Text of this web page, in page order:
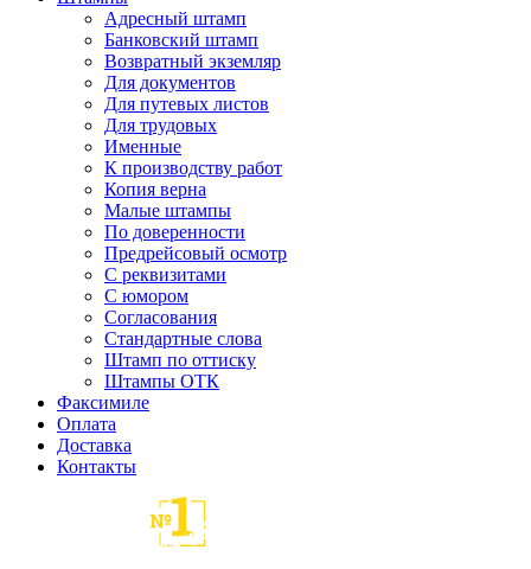
Адресный штамп
Банковский штамп
Возвратный экземляр
Для документов
Для путевых листов
Для трудовых
Именные
К производству работ
Копия верна
Малые штампы
По доверенности
Предрейсовый осмотр
С реквизитами
С юмором
Согласования
Стандартные слова
Штамп по оттиску
Штампы ОТК
Факсимиле
Оплата
Доставка
Контакты